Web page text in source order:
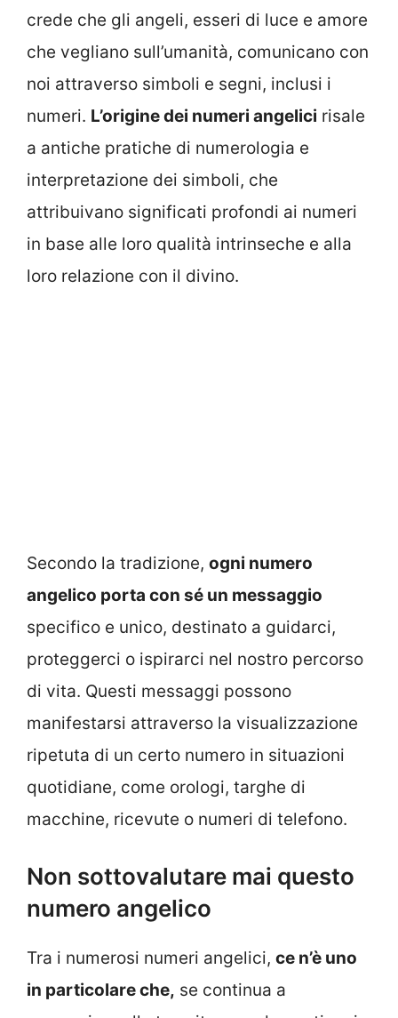
crede che gli angeli, esseri di luce e amore
che vegliano sull’umanità, comunicano con
noi attraverso simboli e segni, inclusi i
numeri. L’origine dei numeri angelici risale
a antiche pratiche di numerologia e
interpretazione dei simboli, che
attribuivano significati profondi ai numeri
in base alle loro qualità intrinseche e alla
loro relazione con il divino.
Secondo la tradizione, ogni numero
angelico porta con sé un messaggio
specifico e unico, destinato a guidarci,
proteggerci o ispirarci nel nostro percorso
di vita. Questi messaggi possono
manifestarsi attraverso la visualizzazione
ripetuta di un certo numero in situazioni
quotidiane, come orologi, targhe di
macchine, ricevute o numeri di telefono.
Non sottovalutare mai questo
numero angelico
Tra i numerosi numeri angelici, ce n’è uno
in particolare che, se continua a